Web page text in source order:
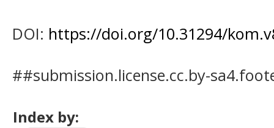
DOI: https://doi.org/10.31294/
##submission.license.cc.by-
Index by: